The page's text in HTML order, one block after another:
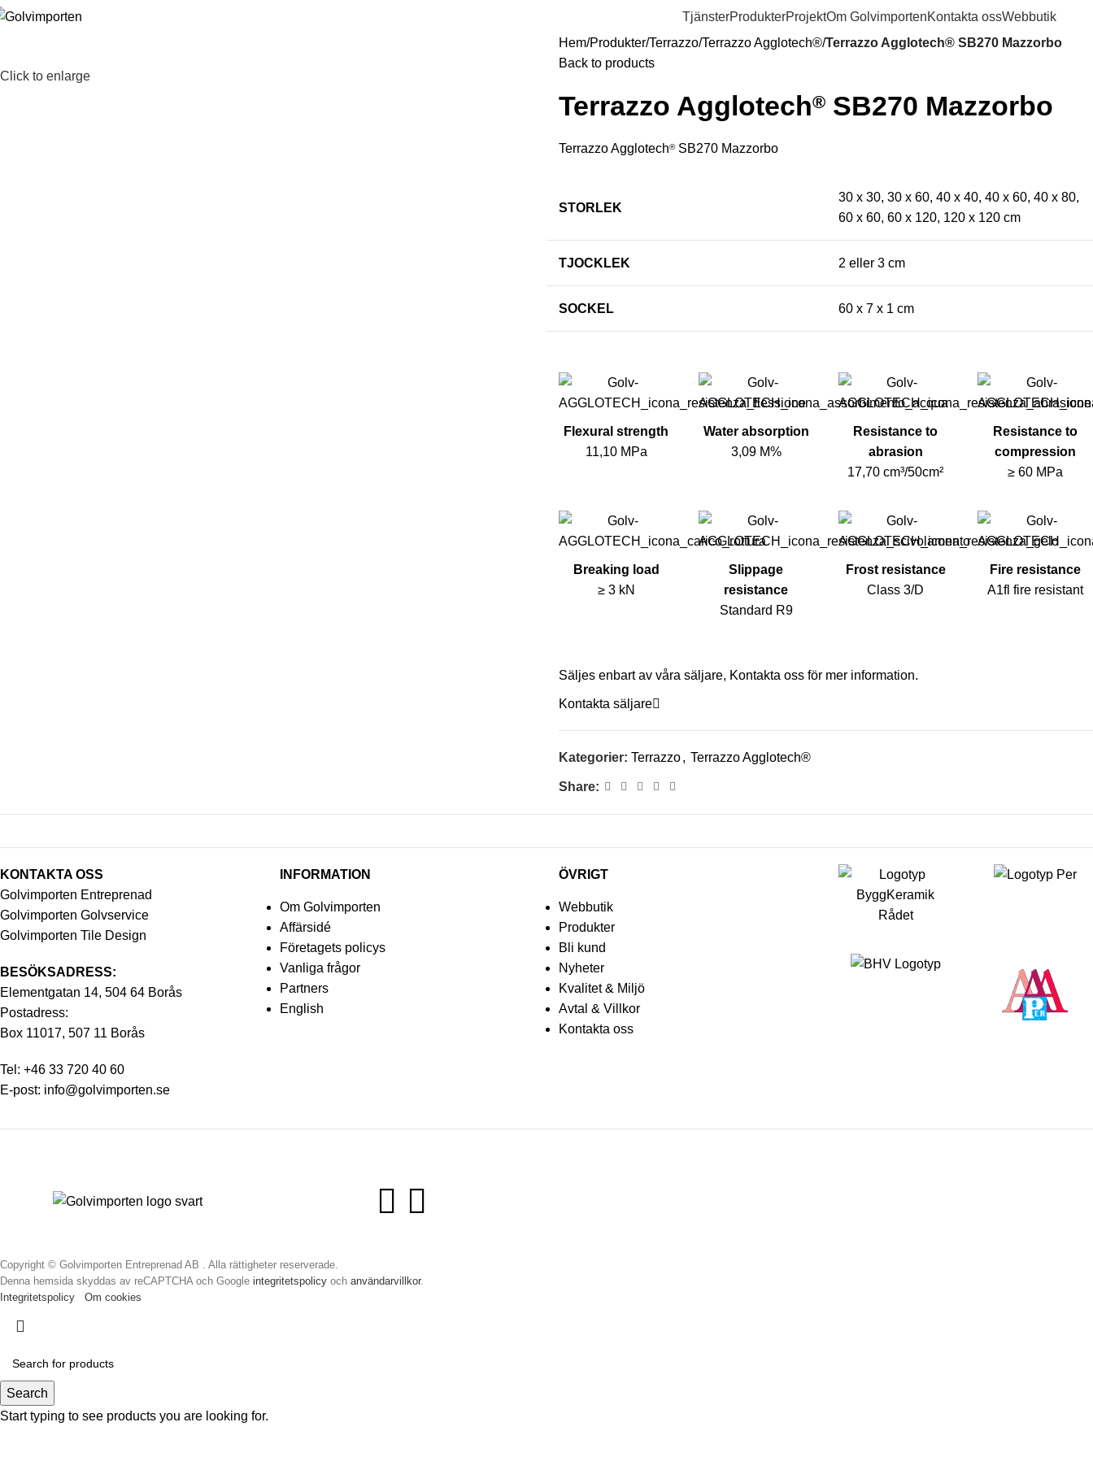
TjänsterProdukterProjektOm GolvimportenKontakta ossWebbutik
Click to enlarge
Hem Produkter Terrazzo Terrazzo Agglotech® Terrazzo Agglotech® SB270 Mazzorbo
Back to products
Terrazzo Agglotech® SB270 Mazzorbo
Terrazzo Agglotech®SB270 Mazzorbo
STORLEK
30 x 30, 30 x 60, 40 x 40, 40 x 60, 40 x 80,
60 x 60, 60 x 120, 120 x 120 cm
TJOCKLEK 2 eller 3 cm
SOCKEL 60 x 7 x 1 cm
Flexural strength
11,10 MPa
Water absorption
3,09 M%
Resistance to
abrasion
17,70 cm³/50cm²
Resistance to
compression
≥ 60 MPa
Breaking load
≥ 3 kN
Slippage
resistance
Standard R9
Frost resistance
Class 3/D
Fire resistance
A1fl fire resistant
Säljes enbart av våra säljare, Kontakta oss för mer information.
Kontakta säljare
Kategorier: Terrazzo, Terrazzo Agglotech®
Share:
KONTAKTA OSS
Golvimporten Entreprenad
Golvimporten Golvservice
Golvimporten Tile Design
BESÖKSADRESS:
Elementgatan 14, 504 64 Borås
Postadress:
Box 11017, 507 11 Borås
Tel: +46 33 720 40 60
E-post: info@golvimporten.se
INFORMATION
Om Golvimporten
Affärsidé
Företagets policys
Vanliga frågor
Partners
English
ÖVRIGT
Webbutik
Produkter
Bli kund
Nyheter
Kvalitet & Miljö
Avtal & Villkor
Kontakta oss
Copyright © Golvimporten Entreprenad AB . Alla rättigheter reserverade.
Denna hemsida skyddas av reCAPTCHA och Google integritetspolicy och användarvillkor.
Integritetspolicy
Om cookies
Search
Start typing to see products you are looking for.